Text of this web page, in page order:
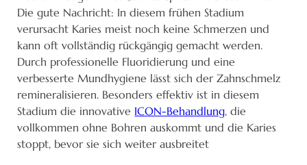
Die gute Nachricht: In diesem frühen Stadium
verursacht Karies meist noch keine Schmerzen und
kann oft vollständig rückgängig gemacht werden.
Durch professionelle Fluoridierung und eine
verbesserte Mundhygiene lässt sich der Zahnschmelz
remineralisieren. Besonders effektiv ist in diesem
Stadium die innovative ICON-Behandlung, die
vollkommen ohne Bohren auskommt und die Karies
stoppt, bevor sie sich weiter ausbreitet